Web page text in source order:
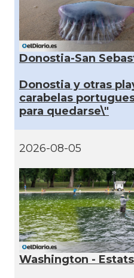
Donostia-San
Donostia y otras
carabelas
para quedarse\"
2026-08-05
Washington -